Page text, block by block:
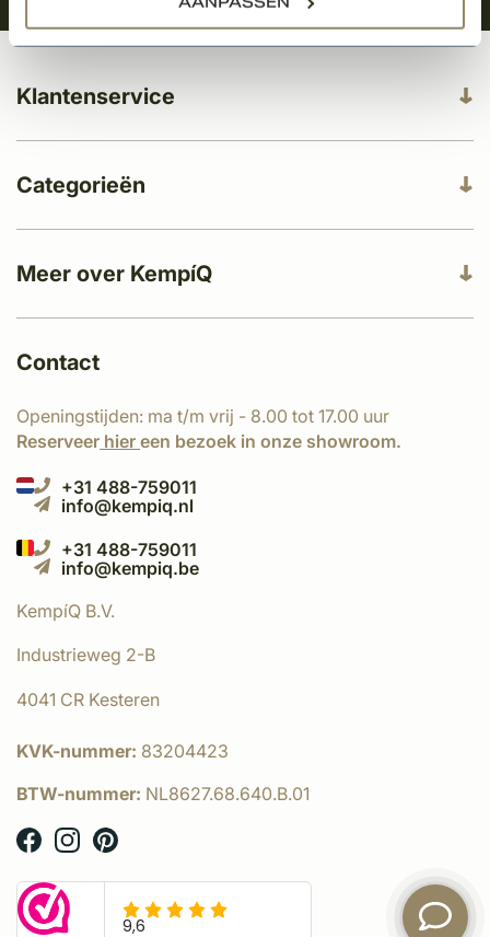
Meer over KempíQ
Klantenservice
Categorieën
Contact
Openingstijden: ma t/m vrij - 8.00 tot 17.00 uur
Reserveer hier een bezoek in onze showroom.
+31 488-759011
info@kempiq.nl
+31 488-759011
info@kempiq.be
KempíQ B.V.
Industrieweg 2-B
4041 CR Kesteren
KVK-nummer: 83204423
BTW-nummer: NL8627.68.640.B.01